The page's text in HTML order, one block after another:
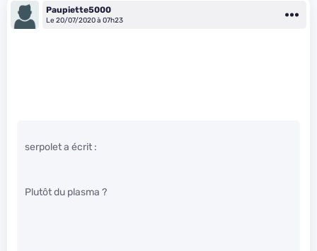
Paupiette5000
Le 20/07/2020 à 07h23
serpolet a écrit :
Plutôt du plasma ?